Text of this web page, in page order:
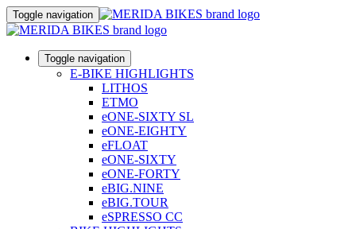
Toggle navigation
Toggle navigation
E-BIKE HIGHLIGHTS
LITHOS
ETMO
eONE-SIXTY SL
eONE-EIGHTY
eFLOAT
eONE-SIXTY
eONE-FORTY
eBIG.NINE
eBIG.TOUR
eSPRESSO CC